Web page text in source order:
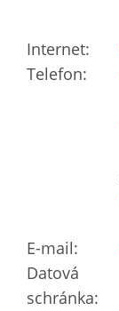
Internet:
Telefon:
E-mail:
Datová
schránka: